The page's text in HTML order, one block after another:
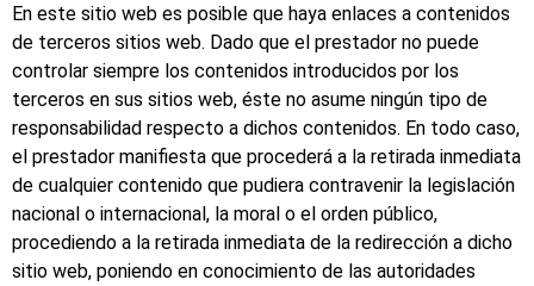
En este sitio web es posible que haya enlaces a contenidos
de terceros sitios web. Dado que el prestador no puede
controlar siempre los contenidos introducidos por los
terceros en sus sitios web, éste no asume ningún tipo de
responsabilidad respecto a dichos contenidos. En todo caso,
el prestador manifiesta que procederá a la retirada inmediata
de cualquier contenido que pudiera contravenir la legislación
nacional o internacional, la moral o el orden público,
procediendo a la retirada inmediata de la redirección a dicho
sitio web, poniendo en conocimiento de las autoridades